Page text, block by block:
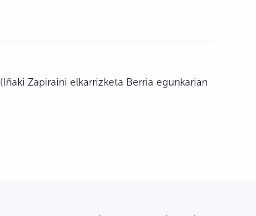
(Iñaki Zapiraini elkarrizketa Berria egunkarian